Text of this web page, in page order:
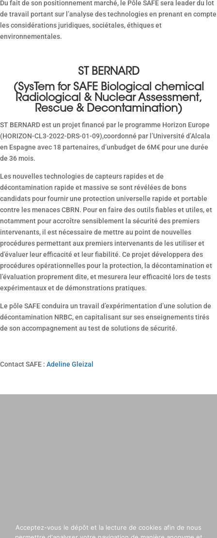
Du fait de son positionnement marché, le Pôle SAFE sera leader du lot
de travail portant sur l’analyse des technologies en prenant en compte
les considérations juridiques, sociétales, éthiques et
environnementales.
ST BERNARD
(SysTem for SAFE Biological chemical
Radiological & Nuclear Assessment,
Rescue & Decontamination)
ST BERNARD est un projet financé par le programme Horizon Europe
(HORIZON-CL3-2022-DRS-01-09),coordonné par l’Université d’Alcala
en Espagne avec 18 partenaires, d’unbudget de 6M€ pour une durée
de 36 mois.
Les nouvelles technologies de capteurs rapides et de
décontamination rapide et massive se sont révélées de bons
candidats pour fournir une protection universelle rapide et portable
contre les menaces CBRN. Pour en faire des outils fiables et utiles, et
notamment pour accroître sensiblement la sécurité des premiers
intervenants, il est nécessaire de mettre au point de nouvelles
procédures permettant aux premiers intervenants de les utiliser et
d’évaluer leur efficacité et leur fiabilité. Ce projet développera des
procédures opérationnelles pour la protection, la décontamination et
l’évaluation proprement dite, et mesurera leur efficacité lors de tests
expérimentaux et de démonstrations pratiques.
Le pôle SAFE conduira un travail d’expérimentation d’une solution de
décontamination NRBC, en capitalisant sur ses enseignements tirés
de son accompagnement au test de solutions de sécurité.
Contact SAFE : Adeline Gleizal
Acceptez-vous le dépôt et la lecture de cookies afin de nous